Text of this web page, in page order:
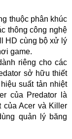
thuộc phân khúc
thông công nghệ
HD cùng bộ xử lý
game.
riêng cho các
sở hữu thiết
suất tản nhiệt
của Predator là
của Acer và Killer
quản lý băng